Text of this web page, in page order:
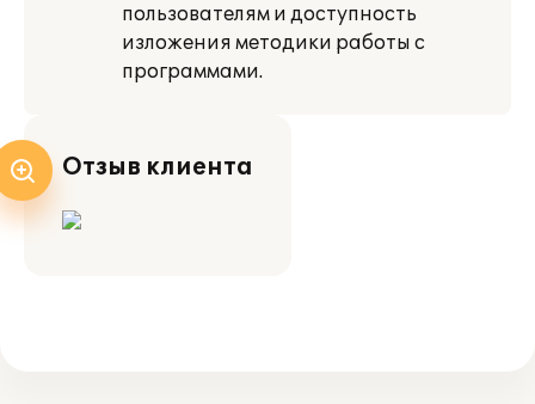
пользователям и доступность
изложения методики работы с
программами.
Отзыв клиента